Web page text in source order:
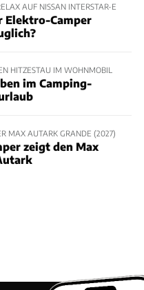
AUF NISSAN INTERSTAR-E
Elektro-Camper
HITZESTAU IM WOHNMOBIL
im Camping-
MAX AUTARK GRANDE (2027)
zeigt den Max